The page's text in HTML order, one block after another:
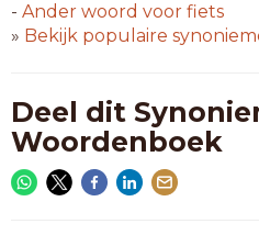
- Ander woord voor fiets
» Bekijk populaire
Deel dit
Woordenboek